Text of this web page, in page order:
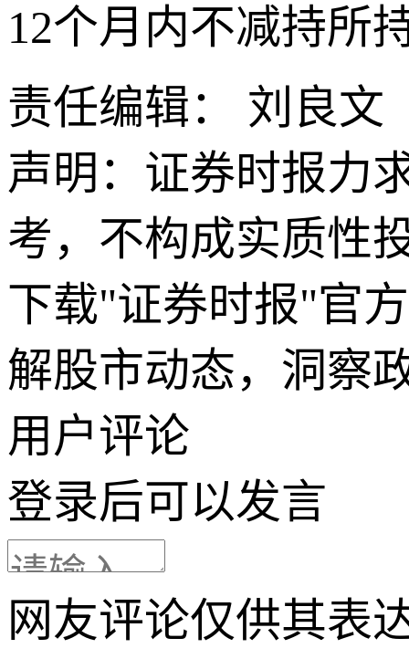
12个月内不减持所
责任编辑： 刘良文
声明：证券时报力
考，不构成实质性
下载"证券时报"官
解股市动态，洞察
用户评论
登录后可以发言
网友评论仅供其表